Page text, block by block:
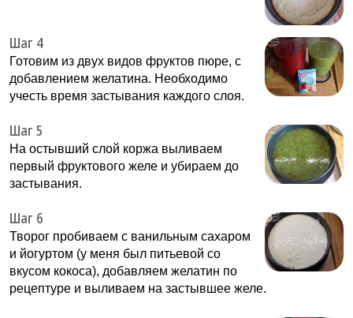
Шаг 4
Готовим из двух видов фруктов пюре, с
добавлением желатина. Необходимо
учесть время застывания каждого слоя.
Шаг 5
На остывший слой коржа выливаем
первый фруктового желе и убираем до
застывания.
Шаг 6
Творог пробиваем с ванильным сахаром
и йогуртом (у меня был питьевой со
вкусом кокоса), добавляем желатин по
рецептуре и выливаем на застывшее желе.